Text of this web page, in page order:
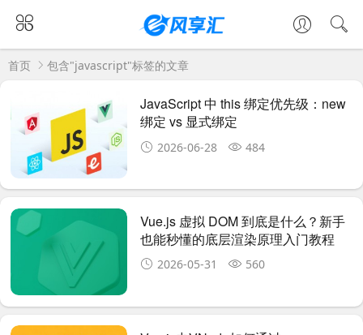
首页 包含"javascript"标签的文章
JavaScript 中 this 绑定优先级：new
绑定 vs 显式绑定
2026-06-28 484
Vue.js 虚拟 DOM 到底是什么？新手
也能秒懂的底层渲染原理入门教程
2026-05-31 560